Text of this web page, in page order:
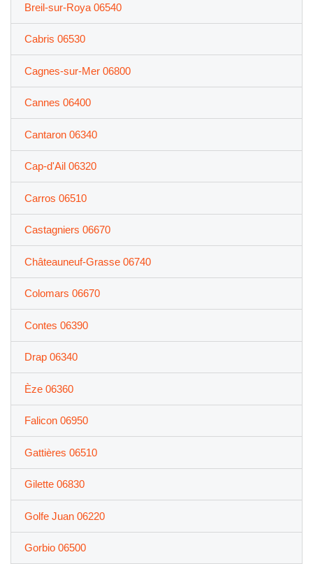
Breil-sur-Roya 06540
Cabris 06530
Cagnes-sur-Mer 06800
Cannes 06400
Cantaron 06340
Cap-d'Ail 06320
Carros 06510
Castagniers 06670
Châteauneuf-Grasse 06740
Colomars 06670
Contes 06390
Drap 06340
Èze 06360
Falicon 06950
Gattières 06510
Gilette 06830
Golfe Juan 06220
Gorbio 06500